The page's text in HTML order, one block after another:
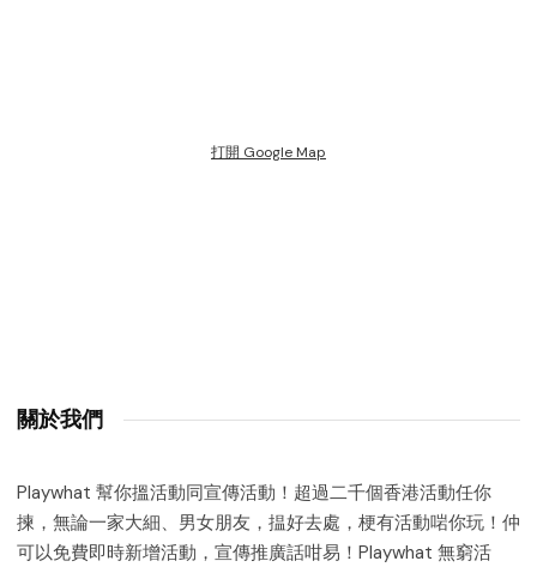
打開 Google Map
關於我們
Playwhat 幫你搵活動同宣傳活動！超過二千個香港活動任你
揀，無論一家大細、男女朋友，揾好去處，梗有活動啱你玩！仲
可以免費即時新增活動，宣傳推廣話咁易！Playwhat 無窮活